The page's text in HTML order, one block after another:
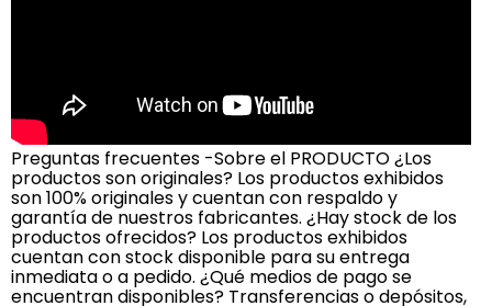
Preguntas frecuentes -Sobre el PRODUCTO ¿Los
productos son originales? Los productos exhibidos
son 100% originales y cuentan con respaldo y
garantía de nuestros fabricantes. ¿Hay stock de los
productos ofrecidos? Los productos exhibidos
cuentan con stock disponible para su entrega
inmediata o a pedido. ¿Qué medios de pago se
encuentran disponibles? Transferencias o depósitos,